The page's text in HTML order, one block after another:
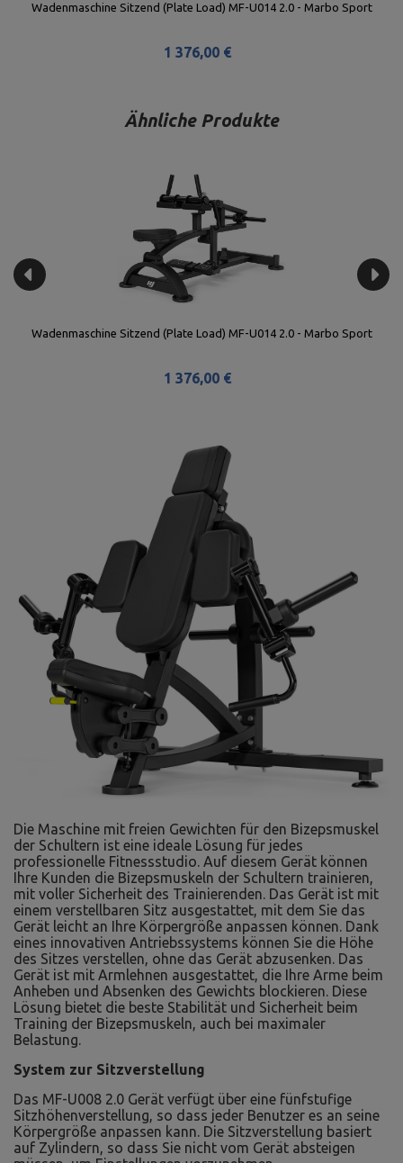
Wadenmaschine Sitzend (Plate Load) MF-U014 2.0 - Marbo Sport
1 376,00 €
Ähnliche Produkte
Wadenmaschine Sitzend (Plate Load) MF-U014 2.0 - Marbo Sport
1 376,00 €
Die Maschine mit freien Gewichten für den Bizepsmuskel
der Schultern ist eine ideale Lösung für jedes
professionelle Fitnessstudio. Auf diesem Gerät können
Ihre Kunden die Bizepsmuskeln der Schultern trainieren,
mit voller Sicherheit des Trainierenden. Das Gerät ist mit
einem verstellbaren Sitz ausgestattet, mit dem Sie das
Gerät leicht an Ihre Körpergröße anpassen können. Dank
eines innovativen Antriebssystems können Sie die Höhe
des Sitzes verstellen, ohne das Gerät abzusenken. Das
Gerät ist mit Armlehnen ausgestattet, die Ihre Arme beim
Anheben und Absenken des Gewichts blockieren. Diese
Lösung bietet die beste Stabilität und Sicherheit beim
Training der Bizepsmuskeln, auch bei maximaler
Belastung.
System zur Sitzverstellung
Das MF-U008 2.0 Gerät verfügt über eine fünfstufige
Sitzhöhenverstellung, so dass jeder Benutzer es an seine
Körpergröße anpassen kann. Die Sitzverstellung basiert
auf Zylindern, so dass Sie nicht vom Gerät absteigen